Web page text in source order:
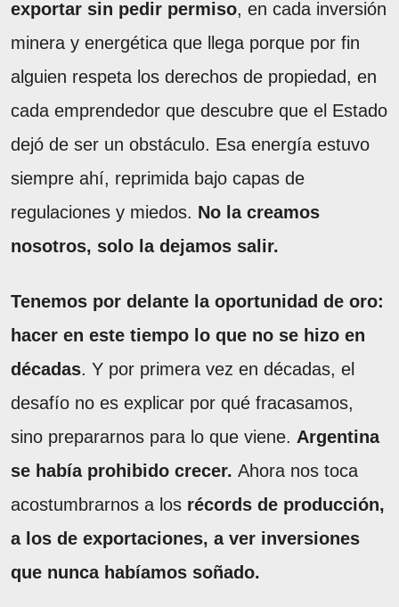
exportar sin pedir permiso, en cada inversión
minera y energética que llega porque por fin
alguien respeta los derechos de propiedad, en
cada emprendedor que descubre que el Estado
dejó de ser un obstáculo. Esa energía estuvo
siempre ahí, reprimida bajo capas de
regulaciones y miedos. No la creamos
nosotros, solo la dejamos salir.
Tenemos por delante la oportunidad de oro:
hacer en este tiempo lo que no se hizo en
décadas. Y por primera vez en décadas, el
desafío no es explicar por qué fracasamos,
sino prepararnos para lo que viene. Argentina
se había prohibido crecer. Ahora nos toca
acostumbrarnos a los récords de producción,
a los de exportaciones, a ver inversiones
que nunca habíamos soñado.